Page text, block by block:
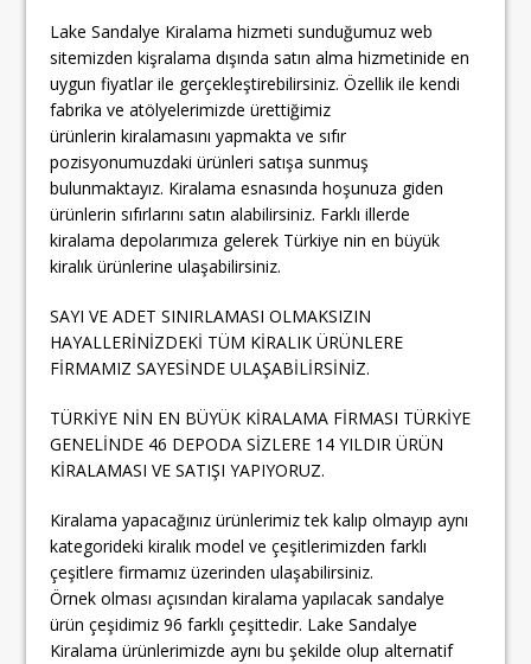
Lake Sandalye Kiralama hizmeti sunduğumuz web
sitemizden kişralama dışında satın alma hizmetinide en
uygun fiyatlar ile gerçekleştirebilirsiniz. Özellik ile kendi
fabrika ve atölyelerimizde ürettiğimiz
ürünlerin kiralamasını yapmakta ve sıfır
pozisyonumuzdaki ürünleri satışa sunmuş
bulunmaktayız. Kiralama esnasında hoşunuza giden
ürünlerin sıfırlarını satın alabilirsiniz. Farklı illerde
kiralama depolarımıza gelerek Türkiye nin en büyük
kiralık ürünlerine ulaşabilirsiniz.
SAYI VE ADET SINIRLAMASI OLMAKSIZIN
HAYALLERİNİZDEKİ TÜM KİRALIK ÜRÜNLERE
FİRMAMIZ SAYESİNDE ULAŞABİLİRSİNİZ.
TÜRKİYE NİN EN BÜYÜK KİRALAMA FİRMASI TÜRKİYE
GENELİNDE 46 DEPODA SİZLERE 14 YILDIR ÜRÜN
KİRALAMASI VE SATIŞI YAPIYORUZ.
Kiralama yapacağınız ürünlerimiz tek kalıp olmayıp aynı
kategorideki kiralık model ve çeşitlerimizden farklı
çeşitlere firmamız üzerinden ulaşabilirsiniz.
Örnek olması açısından kiralama yapılacak sandalye
ürün çeşidimiz 96 farklı çeşittedir. Lake Sandalye
Kiralama ürünlerimizde aynı bu şekilde olup alternatif